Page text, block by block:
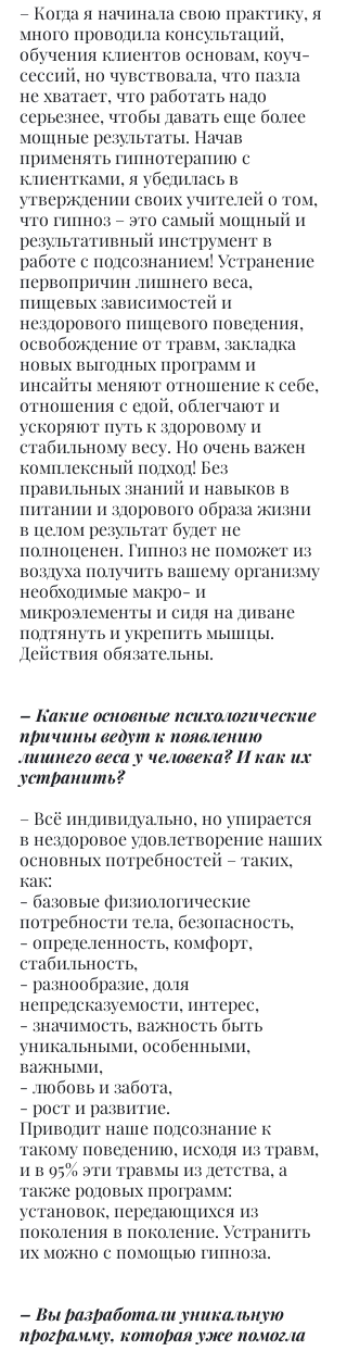
– Когда я начинала свою практику, я
много проводила консультаций,
обучения клиентов основам, коуч-
сессий, но чувствовала, что пазла
не хватает, что работать надо
серьезнее, чтобы давать еще более
мощные результаты. Начав
применять гипнотерапию с
клиентками, я убедилась в
утверждении своих учителей о том,
что гипноз – это самый мощный и
результативный инструмент в
работе с подсознанием! Устранение
первопричин лишнего веса,
пищевых зависимостей и
нездорового пищевого поведения,
освобождение от травм, закладка
новых выгодных программ и
инсайты меняют отношение к себе,
отношения с едой, облегчают и
ускоряют путь к здоровому и
стабильному весу. Но очень важен
комплексный подход! Без
правильных знаний и навыков в
питании и здорового образа жизни
в целом результат будет не
полноценен. Гипноз не поможет из
воздуха получить вашему организму
необходимые макро- и
микроэлементы и сидя на диване
подтянуть и укрепить мышцы.
Действия обязательны.
– Какие основные психологические
причины ведут к появлению
лишнего веса у человека? И как их
устранить?
– Всё индивидуально, но упирается
в нездоровое удовлетворение наших
основных потребностей – таких,
как:
- базовые физиологические
потребности тела, безопасность,
- определенность, комфорт,
стабильность,
- разнообразие, доля
непредсказуемости, интерес,
- значимость, важность быть
уникальными, особенными,
важными,
- любовь и забота,
- рост и развитие.
Приводит наше подсознание к
такому поведению, исходя из травм,
и в 95% эти травмы из детства, а
также родовых программ:
установок, передающихся из
поколения в поколение. Устранить
их можно с помощью гипноза.
– Вы разработали уникальную
программу, которая уже помогла